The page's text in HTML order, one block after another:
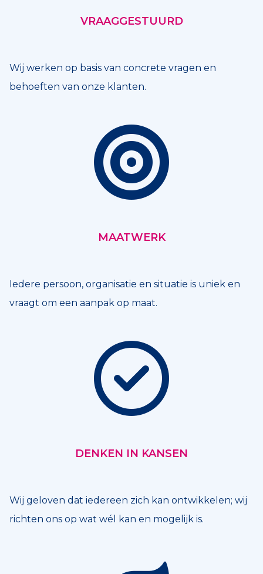
VRAAGGESTUURD
Wij werken op basis van concrete vragen en
behoeften van onze klanten.
MAATWERK
Iedere persoon, organisatie en situatie is uniek en
vraagt om een aanpak op maat.
DENKEN IN KANSEN
Wij geloven dat iedereen zich kan ontwikkelen; wij
richten ons op wat wél kan en mogelijk is.